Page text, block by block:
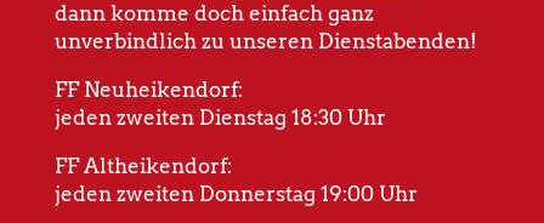
dann komme doch einfach ganz
unverbindlich zu unseren Dienstabenden!
FF Neuheikendorf:
jeden zweiten Dienstag 18:30 Uhr
FF Altheikendorf:
jeden zweiten Donnerstag 19:00 Uhr